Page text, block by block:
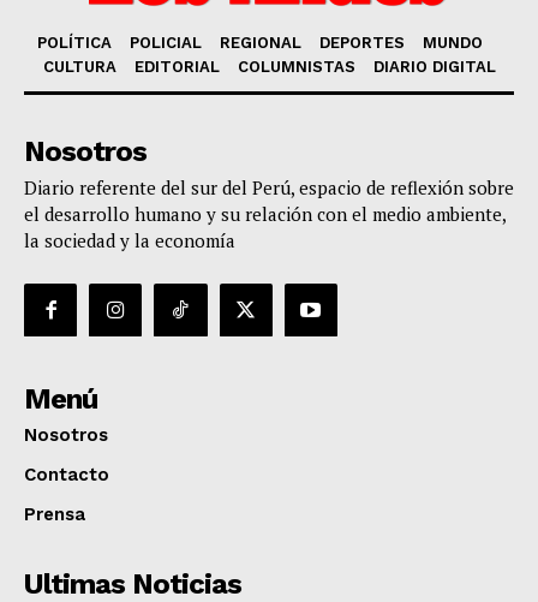
POLÍTICA POLICIAL REGIONAL DEPORTES
MUNDO
CULTURA
EDITORIAL COLUMNISTAS DIARIO DIGITAL
Nosotros
Diario referente del sur del Perú, espacio de reflexión sobre
el desarrollo humano y su relación con el medio ambiente,
la sociedad y la economía
Menú
Nosotros
Contacto
Prensa
Ultimas Noticias